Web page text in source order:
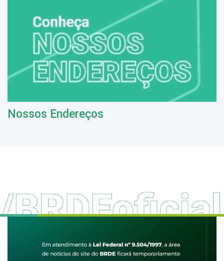
Nossos Endereços